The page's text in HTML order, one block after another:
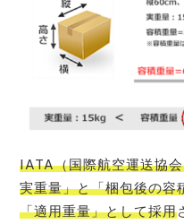
IATA（国際航空運送協
実重量」と「梱包後の容
「適用重量」として採用